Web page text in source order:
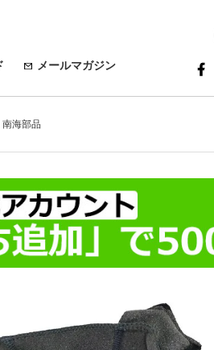
メールマガジン
海部品